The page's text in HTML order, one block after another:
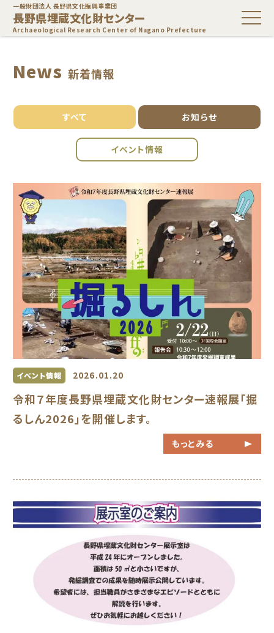
一般財団法人 長野県文化振興事業団
長野県埋蔵文化財センター
Archaeological Research Center of Nagano Prefecture
News 新着情報
すべて お知らせ
イベント情報
イベント情報 2026.01.20
令和７年度長野県埋蔵文化財センター速報展「掘
るしん2026」を開催します。
もっとみる